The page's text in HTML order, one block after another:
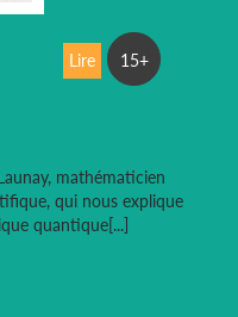
mathématicien
qui nous explique
quantique[...]
Lire 15+